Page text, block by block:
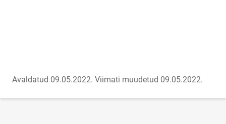
Avaldatud 09.05.2022. Viimati muudetud 09.05.2022.